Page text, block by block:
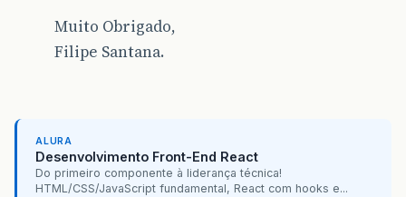
Muito Obrigado,
Filipe Santana.
ALURA
Desenvolvimento Front-End React
Do primeiro componente à liderança técnica!
HTML/CSS/JavaScript fundamental, React com hooks e...